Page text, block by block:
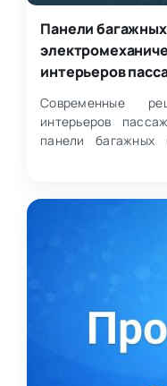
Панели
интерьеров
Современные
интерьеров
панели багажных